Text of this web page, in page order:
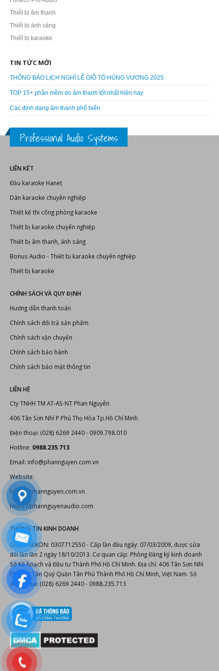
DANH MỤC SẢN PHẨM
Fortech Pro Audio
Thiết bị âm thanh
TIN TỨC MỚI
THÔNG BÁO LỊCH NGHỈ LỄ GIỖ TỔ HÙNG VƯƠNG 2025
TOP 15+ phần mềm do âm thanh tốt nhất hiện nay
Các định dạng âm thanh phổ biến
Professional Audio Systems
LIÊN KẾT
Đầu karaoke Hanet
Dàn karaoke chuyên nghiệp
Thiết kế thi công phòng karaoke
Thiết bị karaoke chuyên nghiệp
Thiết bị âm thanh, ánh sáng
Bonus Audio
Thiết bị karaoke
CHÍNH SÁCH VÀ QUY ĐỊNH
Hướng dẫn thanh toán
Chính sách đổi trả sản phẩm
Chính sách vận chuyển
Chính sách bảo hành
Chính sách bảo mật thông tin
LIÊN HỆ
Cty TNHH TM AT-AS-NT Phan Nguyễn